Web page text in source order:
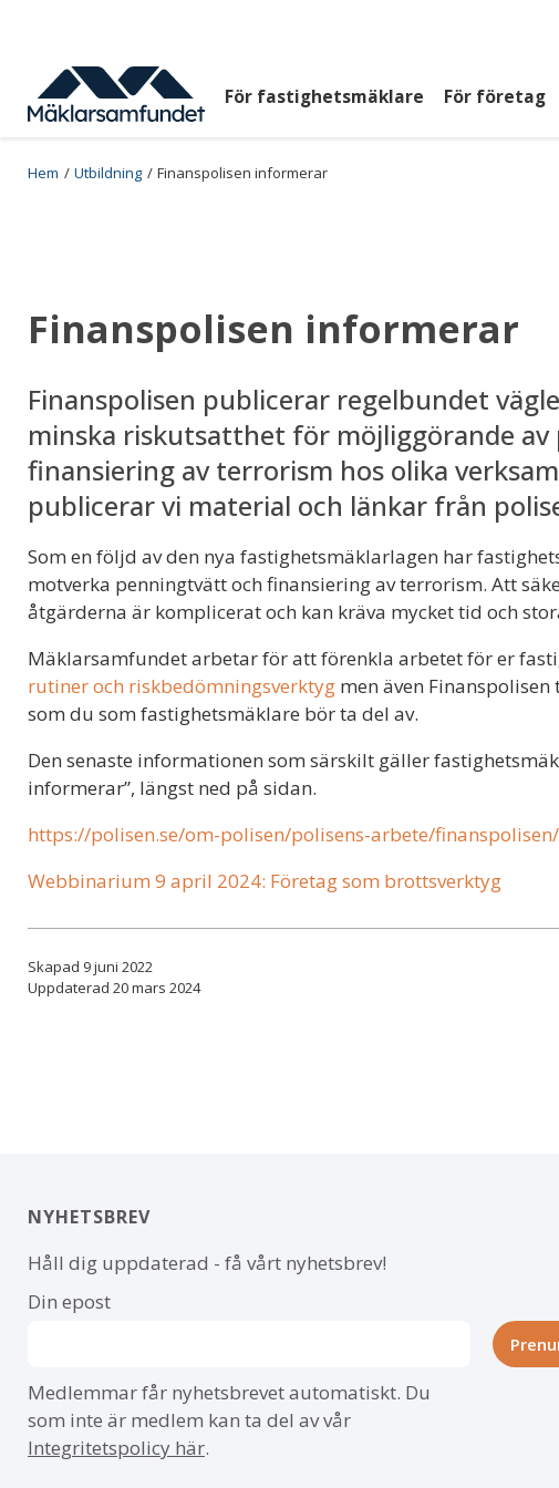
huvudinnehåll
Huvudmeny
För fastighetsmäklare För företag
Breadcrumb
Hem Utbildning Finanspolisen informerar
Finanspolisen informerar
Finanspolisen publicerar regelbundet
minska riskutsatthet för möjliggörande
finansiering av terrorism hos olika
publicerar vi material och länkar från
Som en följd av den nya fastighetsmäklarlagen har
motverka penningtvätt och finansiering av terrorism. Att
åtgärderna är komplicerat och kan kräva mycket tid och
Mäklarsamfundet arbetar för att förenkla arbetet för er
rutiner och riskbedömningsverktyg men även
som du som fastighetsmäklare bör ta del av.
Den senaste informationen som särskilt gäller
informerar”, längst ned på sidan.
https://polisen.se/om-polisen/polisens-arbete/finanspolisen/
Webbinarium 9 april 2024: Företag som brottsverktyg
Skapad 9 juni 2022
Uppdaterad 20 mars 2024
NYHETSBREV
Håll dig uppdaterad - få vårt nyhetsbrev!
Din epost
Medlemmar får nyhetsbrevet automatiskt. Du
som inte är medlem kan ta del av vår
Integritetspolicy här.